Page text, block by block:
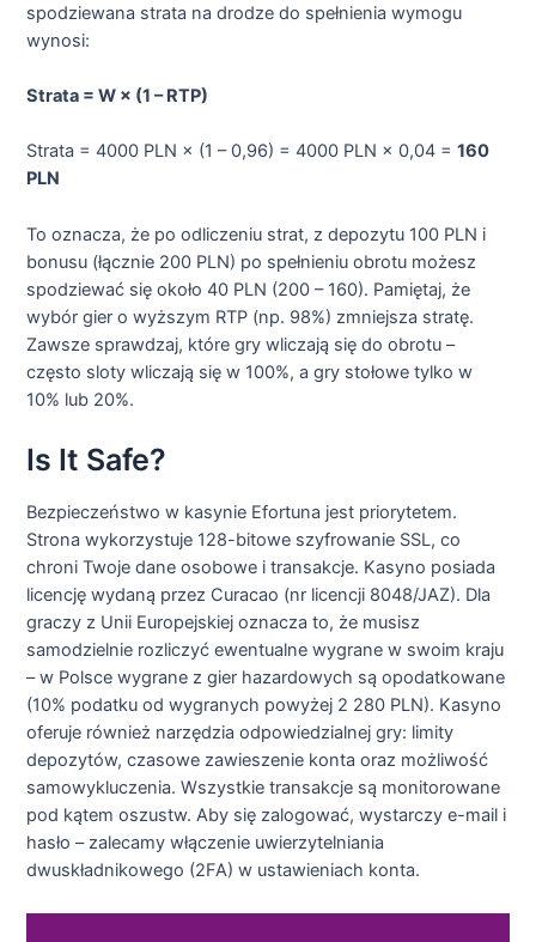
spodziewana strata na drodze do spełnienia wymogu
wynosi:
Strata = W × (1 – RTP)
Strata = 4000 PLN × (1 – 0,96) = 4000 PLN × 0,04 =160
PLN
To oznacza, że po odliczeniu strat, z depozytu 100 PLN i
bonusu (łącznie 200 PLN) po spełnieniu obrotu możesz
spodziewać się około 40 PLN (200 – 160). Pamiętaj, że
wybór gier o wyższym RTP (np. 98%) zmniejsza stratę.
Zawsze sprawdzaj, które gry wliczają się do obrotu –
często sloty wliczają się w 100%, a gry stołowe tylko w
10% lub 20%.
Is It Safe?
Bezpieczeństwo w kasynie Efortuna jest priorytetem.
Strona wykorzystuje 128-bitowe szyfrowanie SSL, co
chroni Twoje dane osobowe i transakcje. Kasyno posiada
licencję wydaną przez Curacao (nr licencji 8048/JAZ). Dla
graczy z Unii Europejskiej oznacza to, że musisz
samodzielnie rozliczyć ewentualne wygrane w swoim kraju
– w Polsce wygrane z gier hazardowych są opodatkowane
(10% podatku od wygranych powyżej 2 280 PLN). Kasyno
oferuje również narzędzia odpowiedzialnej gry: limity
depozytów, czasowe zawieszenie konta oraz możliwość
samowykluczenia. Wszystkie transakcje są monitorowane
pod kątem oszustw. Aby się zalogować, wystarczy e-mail i
hasło – zalecamy włączenie uwierzytelniania
dwuskładnikowego (2FA) w ustawieniach konta.